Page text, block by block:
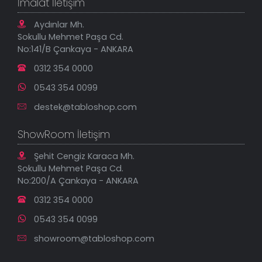
Mesafeli Satış Sözleşmesi
Gizlilik Güvenlik Politikası
Tablonu Sen Tasarla
Tablo Saatler
Yeni Eklenenler
En Çok Satılanlar
İndirimli Tablolar
İmalat İletişim
Aydınlar Mh.
Sokullu Mehmet Paşa Cd.
No:141/B Çankaya - ANKARA
0312 354 0000
0543 354 0099
destek@tabloshop.com
ShowRoom İletişim
Şehit Cengiz Karaca Mh.
Sokullu Mehmet Paşa Cd.
No:200/A Çankaya - ANKARA
0312 354 0000
0543 354 0099
showroom@tabloshop.com